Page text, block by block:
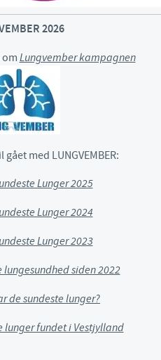
2026
om Lungvember kampagnen
med LUNGVEMBER:
Lunger 2025
Lunger 2024
Lunger 2023
siden 2022
de sundeste lunger?
lunger fundet i Vestjylland